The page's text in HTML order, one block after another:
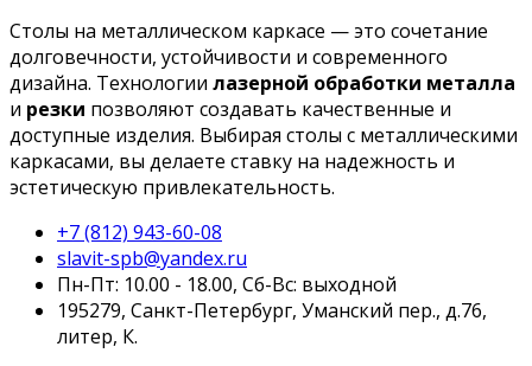
Столы на металлическом каркасе — это сочетание
долговечности, устойчивости и современного
дизайна. Технологии лазерной обработки металла
и резки позволяют создавать качественные и
доступные изделия. Выбирая столы с металлическими
каркасами, вы делаете ставку на надежность и
эстетическую привлекательность.
+7 (812) 943-60-08
slavit-spb@yandex.ru
Пн-Пт: 10.00 - 18.00, Сб-Вс: выходной
195279, Санкт-Петербург, Уманский пер., д.76,
литер, К.